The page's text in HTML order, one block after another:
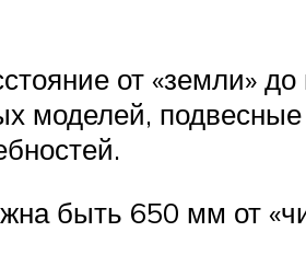
от «земли»
моделей,
быть 650 мм от